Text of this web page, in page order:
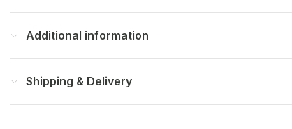
Additional information
Shipping & Delivery